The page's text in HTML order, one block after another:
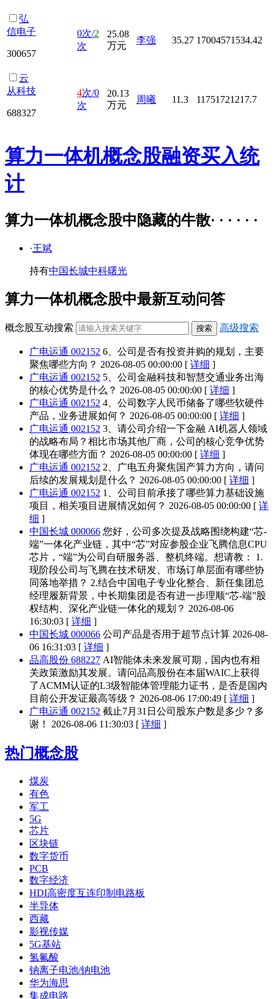
弘
信电子
300657
0次/2
次
25.08
万元
李强 35.27 17004571534.42
云
从科技
688327
4次/0
次
20.13
万元
周曦 11.3 11751721217.7
算力一体机概念股融资买入统
计
算力一体机概念股中隐藏的牛散· · · · · ·
·王斌
持有中国长城中科曙光
算力一体机概念股中最新互动问答
概念股互动搜索 高级搜索
广电运通 002152 6、公司是否有投资并购的规划，主要
聚焦哪些方向？ 2026-08-05 00:00:00 [ 详细 ]
广电运通 002152 5、公司金融科技和智慧交通业务出海
的核心优势是什么？ 2026-08-05 00:00:00 [ 详细 ]
广电运通 002152 4、公司数字人民币储备了哪些软硬件
产品，业务进展如何？ 2026-08-05 00:00:00 [ 详细 ]
广电运通 002152 3、请公司介绍一下金融 AI机器人领域
的战略布局？相比市场其他厂商，公司的核心竞争优势
体现在哪些方面？ 2026-08-05 00:00:00 [ 详细 ]
广电运通 002152 2、广电五舟聚焦国产算力方向，请问
后续的发展规划是什么？ 2026-08-05 00:00:00 [ 详细 ]
广电运通 002152 1、公司目前承接了哪些算力基础设施
项目，相关项目进展情况如何？ 2026-08-05 00:00:00 [ 详
细 ]
中国长城 000066 您好，公司多次提及战略围绕构建“芯-
端”一体化产业链，其中“芯”对应参股企业飞腾信息CPU
芯片，“端”为公司自研服务器、整机终端。想请教： 1.
现阶段公司与飞腾在技术研发、市场订单层面有哪些协
同落地举措？ 2.结合中国电子专业化整合、新任集团总
经理履新背景，中长期集团是否有进一步理顺“芯-端”股
权结构、深化产业链一体化的规划？ 2026-08-06
16:30:03 [ 详细 ]
中国长城 000066 公司产品是否用于超节点计算 2026-08-
06 16:31:03 [ 详细 ]
品高股份 688227 AI智能体未来发展可期，国内也有相
关政策激励其发展。请问品高股份在本届WAIC上获得
了ACMM认证的L3级智能体管理能力证书，是否是国内
目前公开发证最高等级？ 2026-08-06 17:00:49 [ 详细 ]
广电运通 002152 截止7月31日公司股东户数是多少？多
谢！
2026-08-06 11:30:03 [ 详细 ]
热门概念股
煤炭
有色
军工
5G
芯片
区块链
数字货币
PCB
数字经济
HDI高密度互连印制电路板
半导体
西藏
影视传媒
5G基站
氢氟酸
钠离子电池/钠电池
华为海思
集成电路